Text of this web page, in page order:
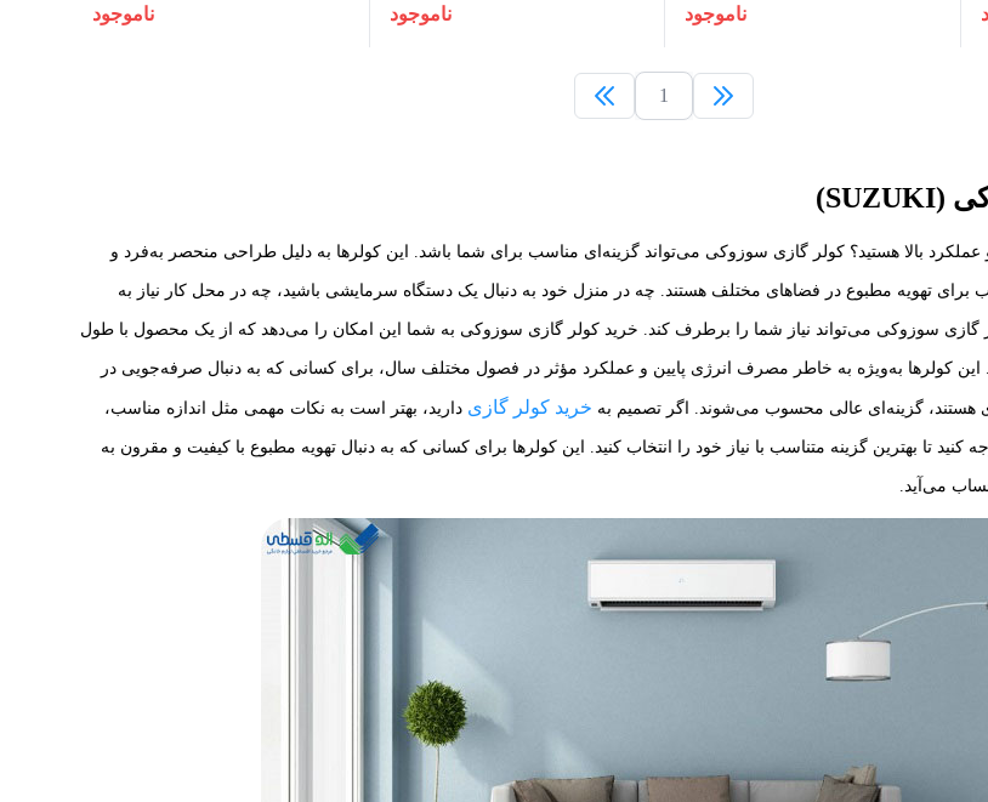
ناموجود ناموجود ناموجود
1
(
SUZUKI
)
و عملکرد بالا هستید؟ کولر گازی سوزوکی می‌تواند گزینه‌ای مناسب برای شما باشد. این کولرها به دلیل طراحی منحصر به‌فرد و
برای تهویه مطبوع در فضاهای مختلف هستند. چه در منزل خود به دنبال یک دستگاه سرمایشی باشید، چه در محل کار نیاز به
گازی سوزوکی می‌تواند نیاز شما را برطرف کند. خرید کولر گازی سوزوکی به شما این امکان را می‌دهد که از یک محصول با طول
این کولرها به‌ویژه به خاطر مصرف انرژی پایین و عملکرد مؤثر در فصول مختلف سال، برای کسانی که به دنبال صرفه‌جویی در
هستند، گزینه‌ای عالی محسوب می‌شوند. اگر تصمیم به خرید کولر گازی دارید، بهتر است به نکات مهمی مثل اندازه مناسب،
کنید تا بهترین گزینه متناسب با نیاز خود را انتخاب کنید. این کولرها برای کسانی که به دنبال تهویه مطبوع با کیفیت و مقرون به
می‌آید.